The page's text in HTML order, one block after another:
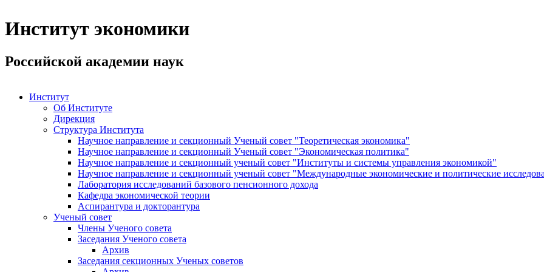
Институт экономики
Российской академии наук
Институт
Об Институте
Дирекция
Структура Института
Научное направление и секционный Ученый совет "Теоретическая экономика"
Научное направление и секционный Ученый совет "Экономическая политика"
Научное направление и секционный ученый совет "Институты и системы управления экономикой"
Научное направление и секционный ученый совет "Международные экономические и политические
Лаборатория исследований базового пенсионного дохода
Кафедра экономической теории
Аспирантура и докторантура
Ученый совет
Члены Ученого совета
Заседания Ученого совета
Архив
Заседания секционных Ученых советов